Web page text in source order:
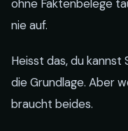
ohne Faktenbelege
nie auf.
Heisst das, du kannst
die Grundlage. Aber
braucht beides.